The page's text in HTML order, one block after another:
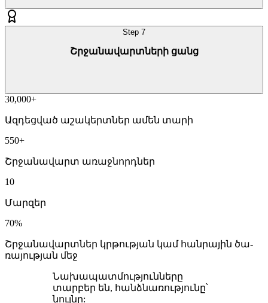
Step 7
Շրջա­նա­վարտ­նե­րի ցանց
30,000+
Ազ­դեց­ված ա­շա­կերտ­ներ ա­մեն տա­րի
550+
Շրջա­նա­վարտ ա­ռաջ­նորդ­ներ
10
Մար­զեր
70%
Շրջա­նա­վարտ­ներ կրթութ­յան կամ հան­րա­յին ծա­
ռա­յութ­յան մեջ
Նախապատմությունները
տարբեր են, հանձնառությունը՝
նույնը: